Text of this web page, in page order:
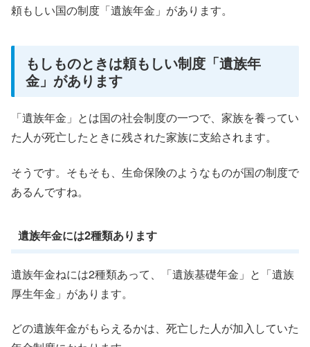
頼もしい国の制度「遺族年金」があります。
もしものときは頼もしい制度「遺族年
金」があります
「遺族年金」とは国の社会制度の一つで、家族を養ってい
た人が死亡したときに残された家族に支給されます。
そうです。そもそも、生命保険のようなものが国の制度で
あるんですね。
遺族年金には2種類あります
遺族年金ねには2種類あって、「遺族基礎年金」と「遺族
厚生年金」があります。
どの遺族年金がもらえるかは、死亡した人が加入していた